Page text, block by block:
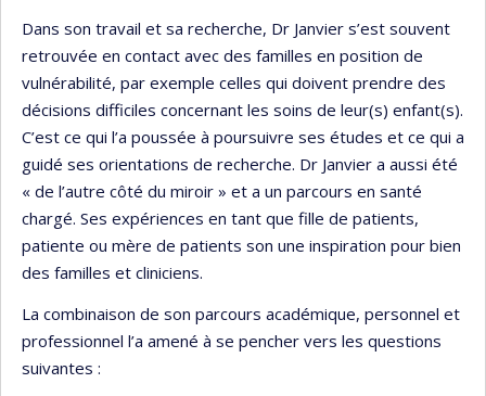
Dans son travail et sa recherche, Dr Janvier s’est souvent
retrouvée en contact avec des familles en position de
vulnérabilité, par exemple celles qui doivent prendre des
décisions difficiles concernant les soins de leur(s) enfant(s).
C’est ce qui l’a poussée à poursuivre ses études et ce qui a
guidé ses orientations de recherche. Dr Janvier a aussi été
« de l’autre côté du miroir » et a un parcours en santé
chargé. Ses expériences en tant que fille de patients,
patiente ou mère de patients son une inspiration pour bien
des familles et cliniciens.
La combinaison de son parcours académique, personnel et
professionnel l’a amené à se pencher vers les questions
suivantes :